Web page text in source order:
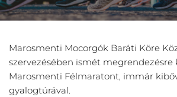
Marosmenti Mocorgók Baráti Köre
szervezésében ismét megrendezésre
Marosmenti Félmaratont, immár
gyalogtúrával.